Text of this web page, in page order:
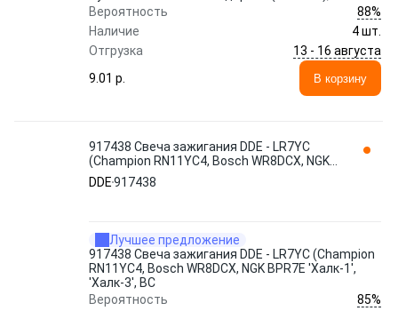
Вероятность
88%
Наличие
4 шт.
Отгрузка
13 - 16 августа
9.01 p.
В корзину
917438 Свеча зажигания DDE - LR7YC
(Champion RN11YC4, Bosch WR8DCX, NGK
BPR7E 'Халк-1', 'Халк-3', ВС
DDE917438
Лучшее предложение
917438 Свеча зажигания DDE - LR7YC (Champion
RN11YC4, Bosch WR8DCX, NGK BPR7E 'Халк-1',
'Халк-3', ВС
Вероятность
85%